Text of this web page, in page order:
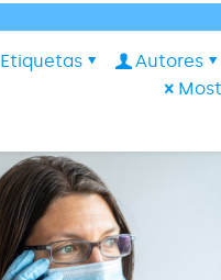
Etiquetas
Autores